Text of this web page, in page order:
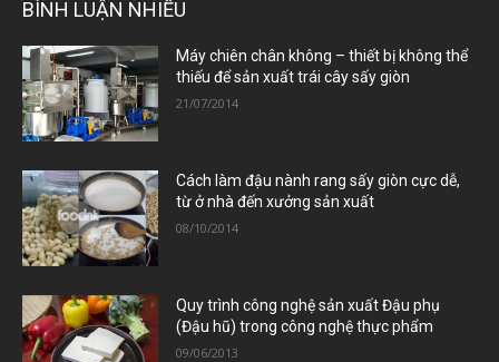
BÌNH LUẬN NHIỀU
Máy chiên chân không – thiết bị không thể
thiếu để sản xuất trái cây sấy giòn
21/07/2014
Cách làm đậu nành rang sấy giòn cực dễ,
từ ở nhà đến xưởng sản xuất
08/10/2014
Quy trình công nghệ sản xuất Đậu phụ
(Đậu hũ) trong công nghệ thực phẩm
09/06/2013